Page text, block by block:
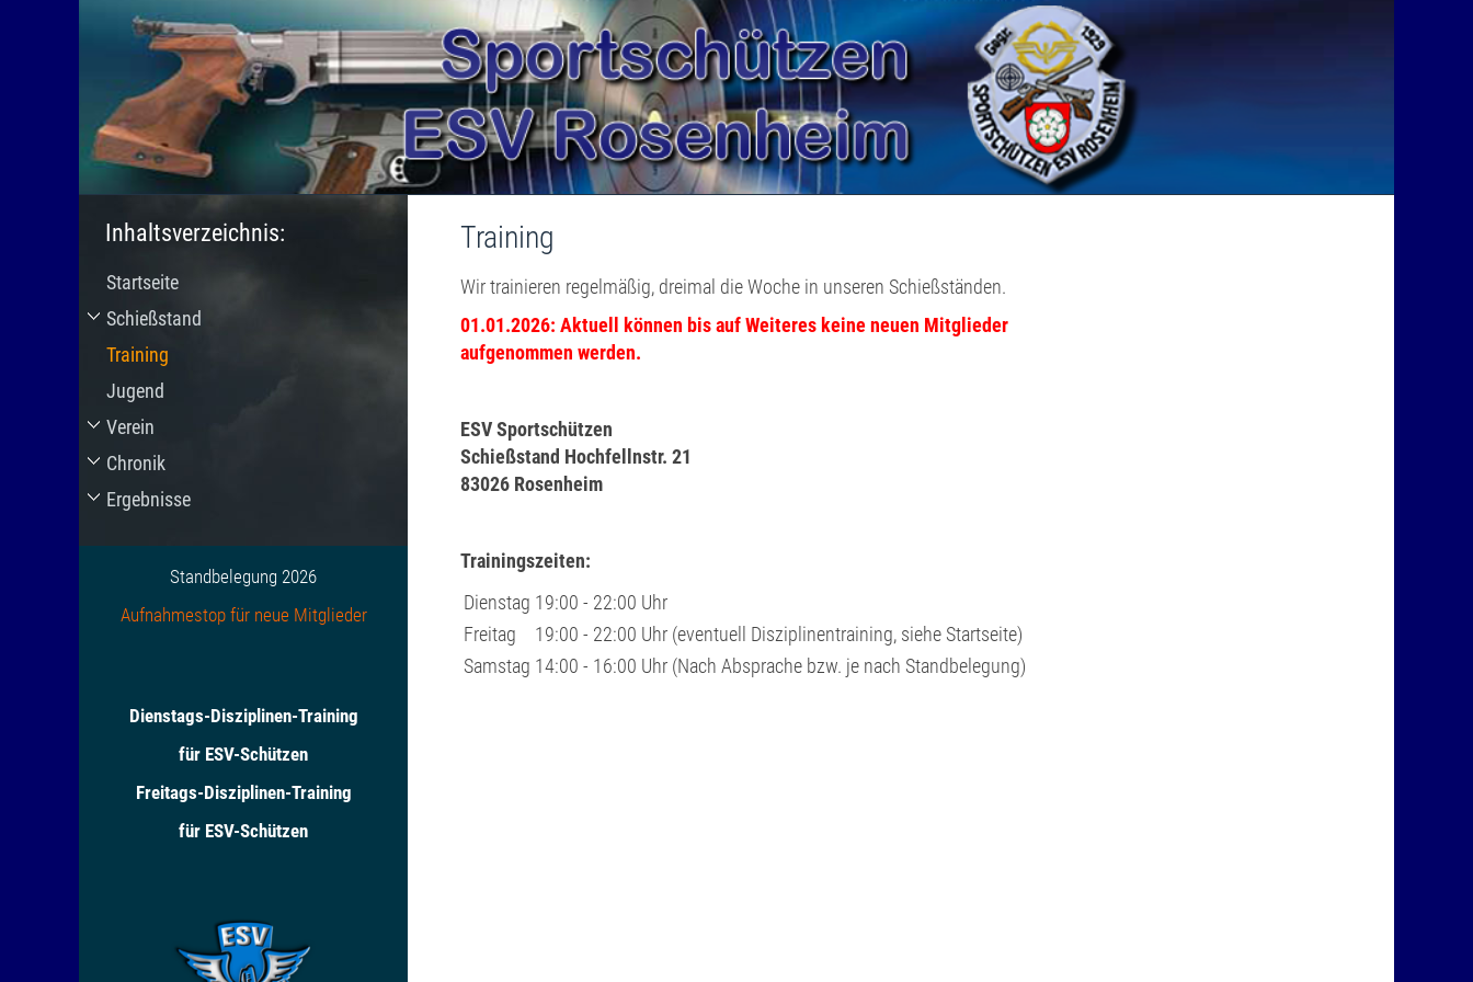
Sportschützen ESV Rosenheim
Training
Wir trainieren regelmäßig, dreimal die Woche in unseren Schießständen.
01.01.2026: Aktuell können bis auf Weiteres keine neuen Mitglieder
aufgenommen werden.
ESV Sportschützen
Schießstand Hochfellnstr. 21
83026 Rosenheim
Trainingszeiten:
Dienstag 19:00 - 22:00 Uhr
Freitag
19:00 - 22:00 Uhr (eventuell Disziplinentraining, siehe Startseite)
Samstag 14:00 - 16:00 Uhr (Nach Absprache bzw. je nach Standbelegung)
Inhaltsverzeichnis:
Startseite
Schießstand
Training
Jugend
Verein
Chronik
Ergebnisse
Standbelegung 2026
Aufnahmestop für neue Mitglieder
Dienstags-Disziplinen-Training
für ESV-Schützen
Freitags-Disziplinen-Training
für ESV-Schützen